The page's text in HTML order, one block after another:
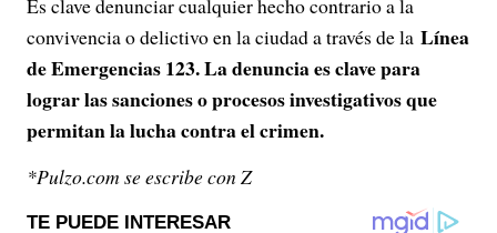
Es clave denunciar cualquier hecho contrario a la
convivencia o delictivo en la ciudad a través de la Línea
de Emergencias 123. La denuncia es clave para
lograr las sanciones o procesos investigativos que
permitan la lucha contra el crimen.
*Pulzo.com se escribe con Z